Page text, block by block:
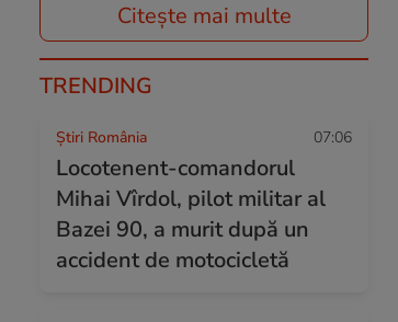
Citește mai multe
TRENDING
Știri România 07:06
Locotenent-comandorul
Mihai Vîrdol, pilot militar al
Bazei 90, a murit după un
accident de motocicletă